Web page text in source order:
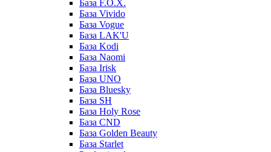
База F.O.X.
База Vivido
База Vogue
База LAK'U
База Kodi
База Naomi
База Irisk
База UNO
База Bluesky
База SH
База Holy Rose
База CND
База Golden Beauty
База Starlet